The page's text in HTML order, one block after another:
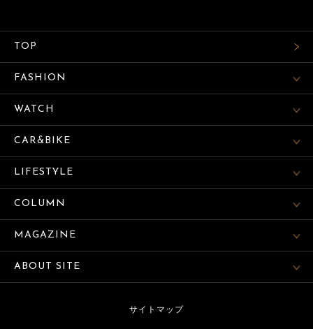
TOP
FASHION
WATCH
CAR&BIKE
LIFESTYLE
COLUMN
MAGAZINE
ABOUT SITE
サイトマップ